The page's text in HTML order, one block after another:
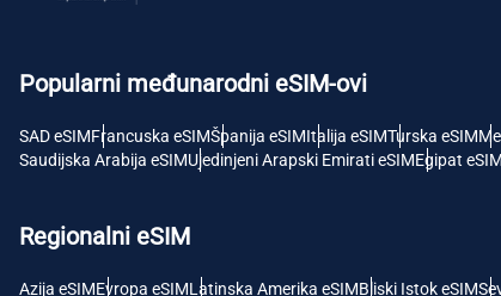
Popularni međunarodni eSIM-ovi
SAD eSIMFrancuska eSIMŠpanija eSIMItalija eSIMTurska eSIM
Saudijska Arabija eSIMUjedinjeni Arapski Emirati eSIMEgipat eSIM
Regionalni eSIM
Azija eSIMEvropa eSIMLatinska Amerika eSIMBliski Istok eSIM